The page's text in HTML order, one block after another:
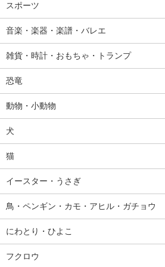
スポーツ
音楽・楽器・楽譜・バレエ
雑貨・時計・おもちゃ・トランプ
恐竜
動物・小動物
犬
猫
イースター・うさぎ
鳥・ペンギン・カモ・アヒル・ガチョウ
にわとり・ひよこ
フクロウ